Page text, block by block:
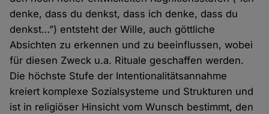
denke, dass du denkst, dass ich denke, dass du
denkst…”) entsteht der Wille, auch göttliche
Absichten zu erkennen und zu beeinflussen, wobei
für diesen Zweck u.a. Rituale geschaffen werden.
Die höchste Stufe der Intentionalitätsannahme
kreiert komplexe Sozialsysteme und Strukturen und
ist in religiöser Hinsicht vom Wunsch bestimmt, den